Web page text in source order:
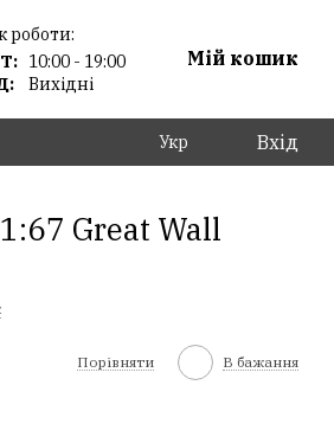
роботи:
10:00 - 19:00
Вихідні
Мій кошик
Укр Вхід
Great Wall
Порівняти В бажання